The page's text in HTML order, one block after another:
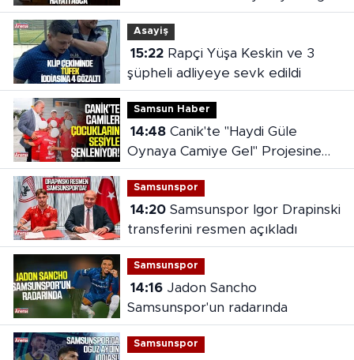
Asayiş
15:22Rapçi Yüşa Keskin ve 3
şüpheli adliyeye sevk edildi
Samsun Haber
14:48Canik'te "Haydi Güle
Oynaya Camiye Gel" Projesine
yoğun ilgi
Samsunspor
14:20Samsunspor Igor Drapinski
transferini resmen açıkladı
Samsunspor
14:16Jadon Sancho
Samsunspor'un radarında
Samsunspor